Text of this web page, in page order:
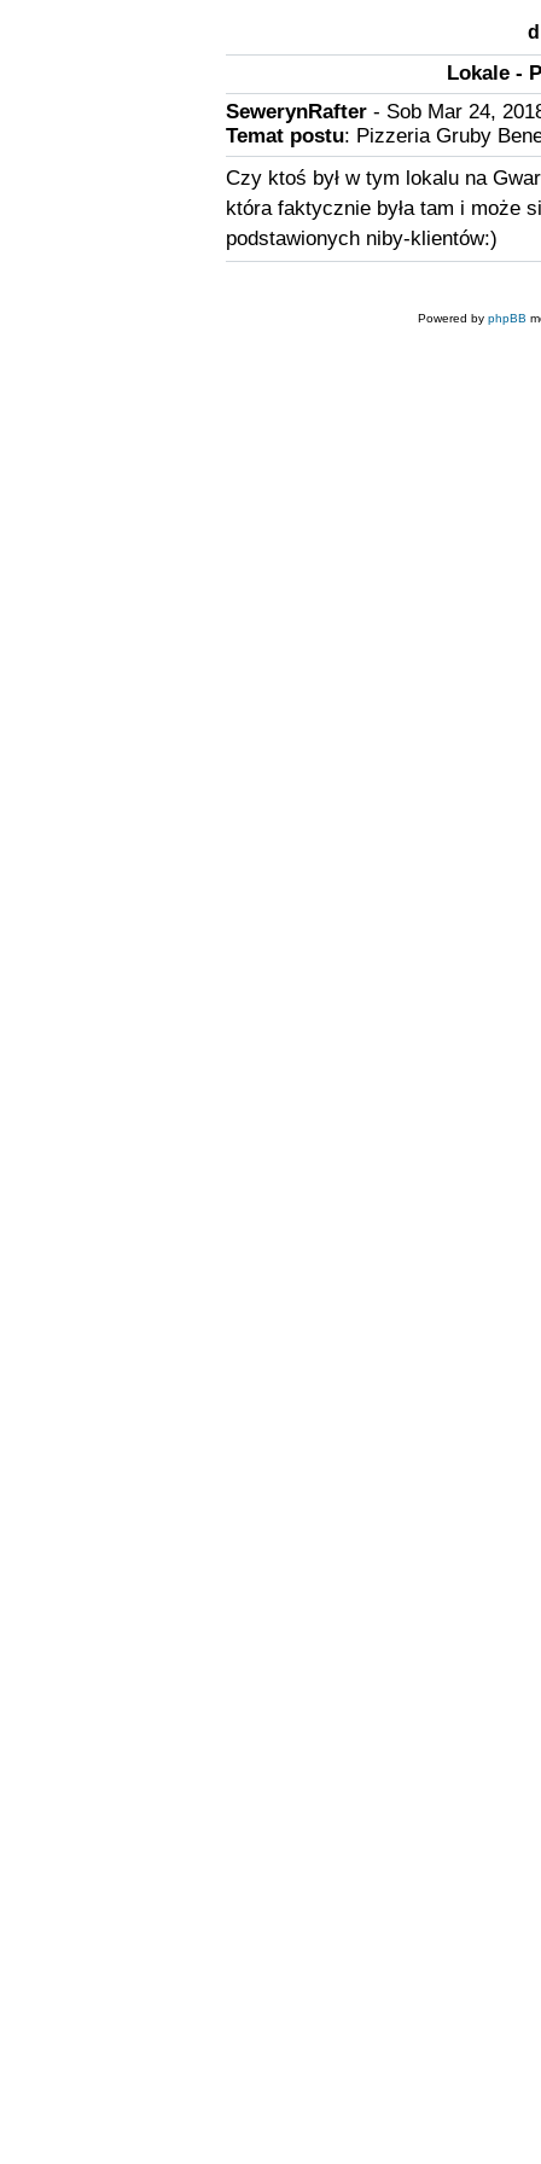
Lokale -
SewerynRafter- Sob Mar 24,
Temat postu: Pizzeria Gruby
Czy ktoś był w tym lokalu na
która faktycznie była tam i może
podstawionych niby-klientów:)
Powered by phpBB